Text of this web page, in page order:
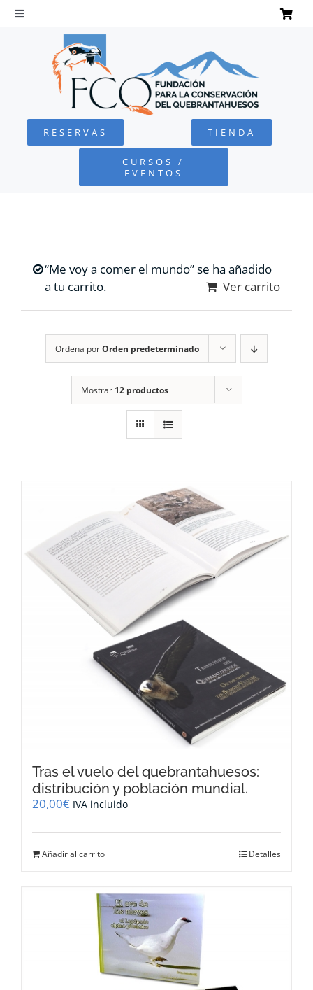
Saltar
Toggle
Navigation
QUEBRANTAHUESOS
FUNDACIÓN
RESERVAS TIENDA
CURSOS /
EVENTOS
“Me voy a comer el mundo” se ha añadido
a tu carrito.
Ver carrito
Ordena porOrden predeterminado
Mostrar 12 productos
Tras el vuelo del quebrantahuesos:
distribución y población mundial.
20,00€ IVA incluido
Añadir al carrito Detalles